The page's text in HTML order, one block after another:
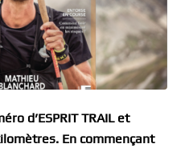
d’ESPRIT TRAIL et
En commençant